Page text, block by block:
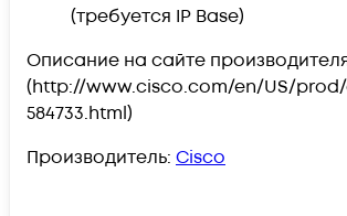
(требуется IP Base)
Описание на сайте
(http://www.cisco.com/en/US/
584733.html)
Производитель: Cisco